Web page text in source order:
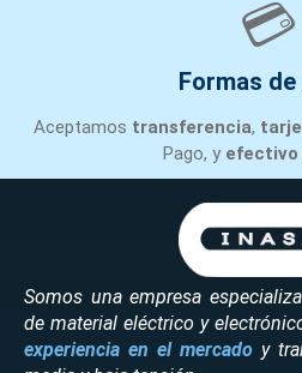
💳
Formas de
Aceptamos transferencia,
Pago, y efectivo
Somos una empresa
de material eléctrico y
experiencia en el mercado y